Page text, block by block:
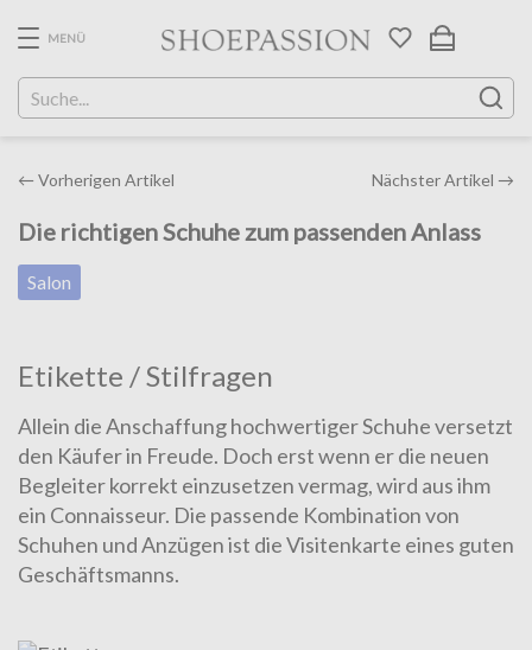
content
MENÜ
Post
← Vorherigen Artikel Nächster Artikel →
Die richtigen Schuhe zum passenden Anlass
Salon
Etikette / Stilfragen
Allein die Anschaffung hochwertiger Schuhe versetzt
den Käu­fer in Freude. Doch erst wenn er die neuen
Begleiter korrekt einzusetzen vermag, wird aus ihm
ein Connaisseur. Die pas­sen­de Kombination von
Schuhen und Anzügen ist die Vi­si­ten­karte eines guten
Ge­schäfts­manns.